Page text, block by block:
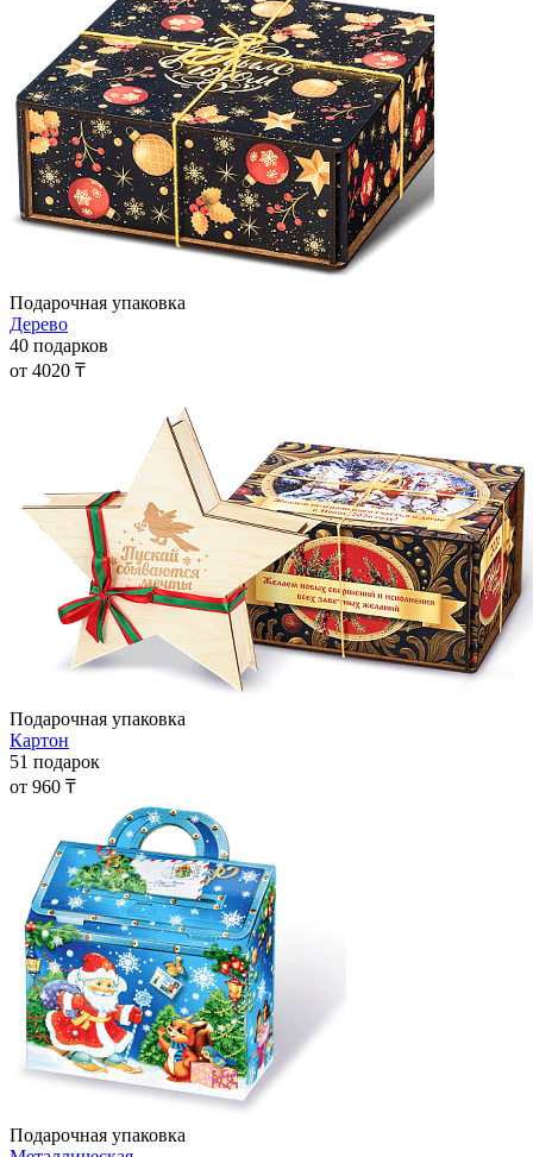
Подарочная упаковка
Дерево
40 подарков
от 4020 ₸
Подарочная упаковка
Картон
51 подарок
от 960 ₸
Подарочная упаковка